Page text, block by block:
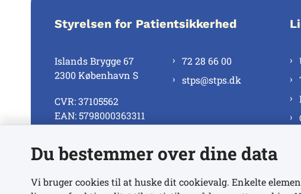
Styrelsen for Patientsikkerhed
Islands Brygge 67
2300 København S
CVR: 37105562
EAN: 5798000363311
72 28 66 00
stps@stps.dk
Se alle kontaktnumre
Du bestemmer over dine data
Vi bruger cookies til at huske dit cookievalg. Enkelte